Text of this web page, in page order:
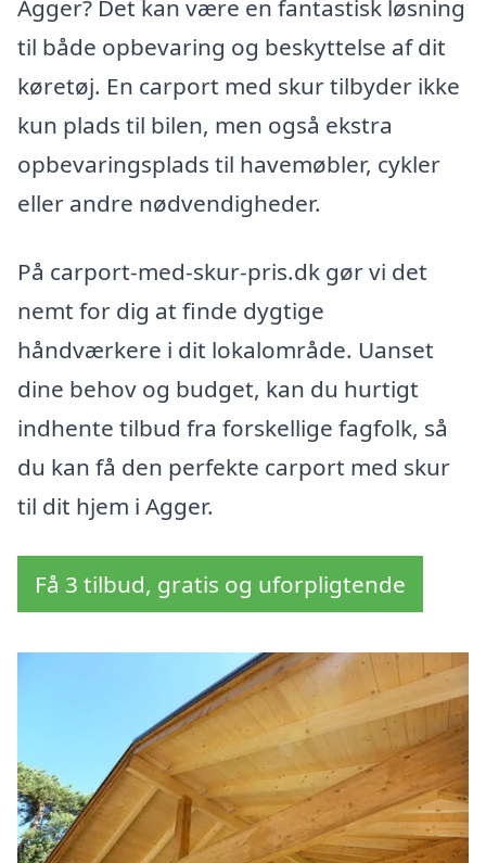
Agger? Det kan være en fantastisk løsning
til både opbevaring og beskyttelse af dit
køretøj. En carport med skur tilbyder ikke
kun plads til bilen, men også ekstra
opbevaringsplads til havemøbler, cykler
eller andre nødvendigheder.
På carport-med-skur-pris.dk gør vi det
nemt for dig at finde dygtige
håndværkere i dit lokalområde. Uanset
dine behov og budget, kan du hurtigt
indhente tilbud fra forskellige fagfolk, så
du kan få den perfekte carport med skur
til dit hjem i Agger.
Få 3 tilbud, gratis og uforpligtende